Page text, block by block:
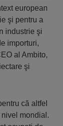
european
şi pentru a
industrie şi
importuri,
al Ambito,
şi
că altfel
mondial.